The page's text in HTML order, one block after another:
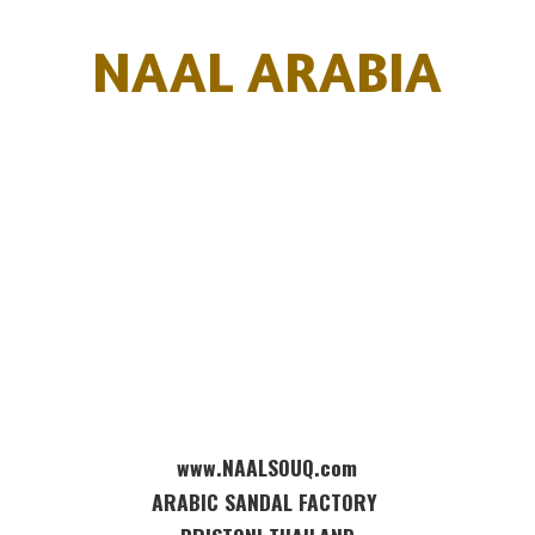
NAAL ARABIA
www.NAALSOUQ.com
ARABIC SANDAL FACTORY